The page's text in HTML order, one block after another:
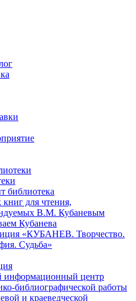
библиотека
для чтения,
В.М. Кубаневым
Кубанева
«КУБАНЕВ. Творчество.
Судьба»
центр
библиографической работы
и краеведческой